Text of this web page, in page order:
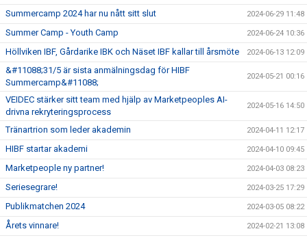
Summercamp 2024 har nu nått sitt slut 2024-06-29 11:48
Summer Camp - Youth Camp 2024-06-24 10:36
Höllviken IBF, Gårdarike IBK och Näset IBF kallar till årsmöte 2024-06-13 12:09
&#11088;31/5 är sista anmälningsdag för HIBF
Summercamp&#11088;
2024-05-21 00:16
VEIDEC stärker sitt team med hjälp av Marketpeoples AI-
drivna rekryteringsprocess
2024-05-16 14:50
Tränartrion som leder akademin 2024-04-11 12:17
HIBF startar akademi 2024-04-10 09:45
Marketpeople ny partner! 2024-04-03 08:23
Seriesegrare! 2024-03-25 17:29
Publikmatchen 2024 2024-03-05 08:22
Årets vinnare! 2024-02-21 13:08